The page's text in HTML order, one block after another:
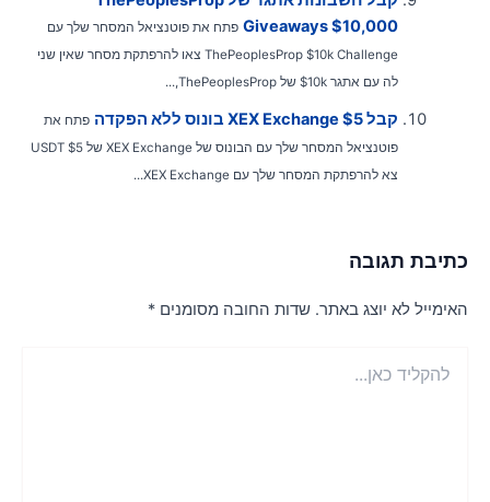
Giveaways $10,000 פתח את פוטנציאל המסחר שלך עם
ThePeoplesProp $10k Challenge צאו להרפתקת מסחר שאין שני
לה עם אתגר 10k$ של ThePeoplesProp,...
קבל XEX Exchange $5 בונוס ללא הפקדה
פתח את
פוטנציאל המסחר שלך עם הבונוס של XEX Exchange של $5 USDT
צא להרפתקת המסחר שלך עם XEX Exchange...
תגובה
לא יוצג באתר. שדות החובה מסומנים*